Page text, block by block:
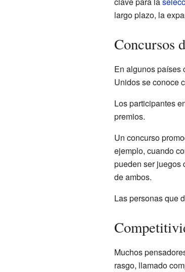
largo plazo, la
Concursos
En algunos países
Unidos se conoce
Los participantes
premios.
Un concurso
ejemplo, cuando
pueden ser juegos
de ambos.
Las personas que
Muchos
rasgo, llamado